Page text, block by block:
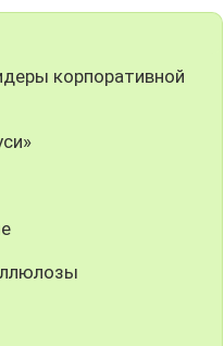
корпоративной